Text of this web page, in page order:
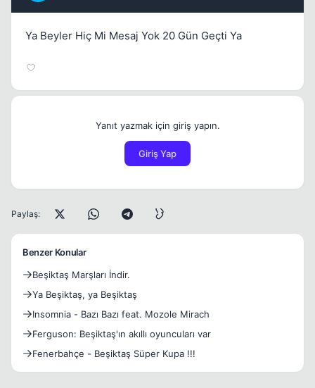
Ya Beyler Hiç Mi Mesaj Yok 20 Gün Geçti Ya
Yanıt yazmak için giriş yapın.
Giriş Yap
Paylaş:
Benzer Konular
Beşiktaş Marşları İndir.
Ya Beşiktaş, ya Beşiktaş
Insomnia - Bazı Bazı feat. Mozole Mirach
Ferguson: Beşiktaş'ın akıllı oyuncuları var
Fenerbahçe - Beşiktaş Süper Kupa !!!